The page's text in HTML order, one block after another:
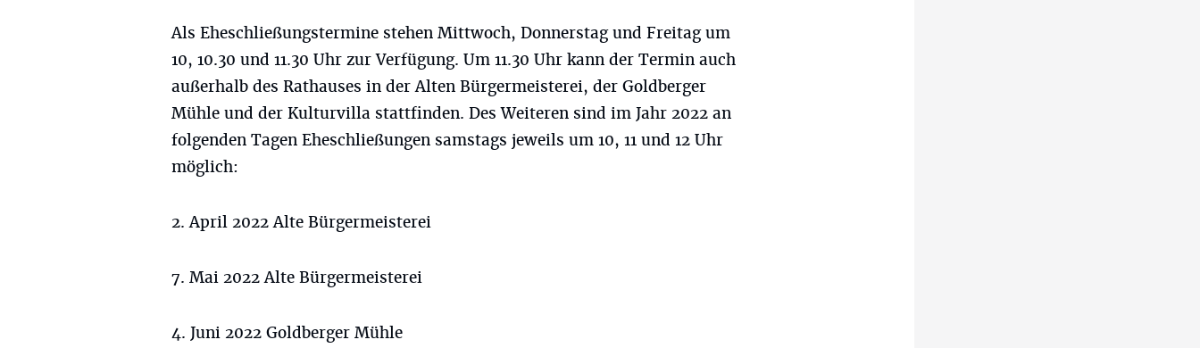
Als Eheschließungstermine stehen Mittwoch, Donnerstag und Freitag um
10, 10.30 und 11.30 Uhr zur Verfügung. Um 11.30 Uhr kann der Termin auch
außerhalb des Rathauses in der Alten Bürgermeisterei, der Goldberger
Mühle und der Kulturvilla stattfinden. Des Weiteren sind im Jahr 2022 an
folgenden Tagen Eheschließungen samstags jeweils um 10, 11 und 12 Uhr
möglich:
2. April 2022 Alte Bürgermeisterei
7. Mai 2022 Alte Bürgermeisterei
4. Juni 2022 Goldberger Mühle